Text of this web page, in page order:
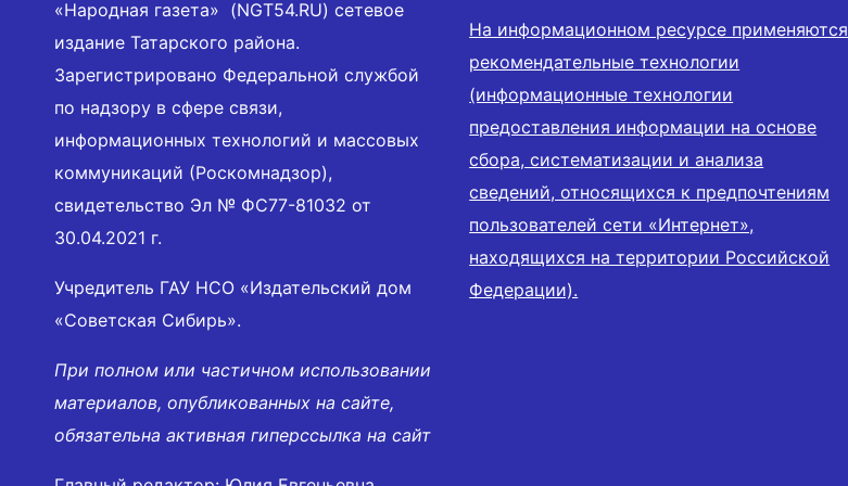
«Народная газета» (NGT54.RU) сетевое
издание Татарского района.
Зарегистрировано Федеральной службой
по надзору в сфере связи,
информационных технологий и массовых
коммуникаций (Роскомнадзор),
свидетельство Эл № ФС77-81032 от
30.04.2021 г.
Учредитель ГАУ НСО «Издательский дом
«Советская Сибирь».
При полном или частичном использовании
материалов, опубликованных на сайте,
обязательна активная гиперссылка на сайт
На информационном ресурсе применяются
рекомендательные технологии
(информационные технологии
предоставления информации на основе
сбора, систематизации и анализа
сведений, относящихся к предпочтениям
пользователей сети «Интернет»,
находящихся на территории Российской
Федерации).